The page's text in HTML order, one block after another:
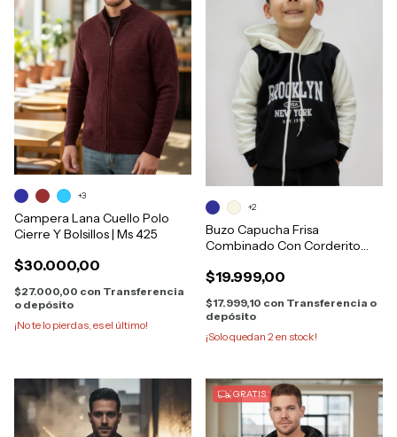
Campera Lana Cuello Polo
Cierre Y Bolsillos | Ms 425
$30.000,00
$27.000,00 con Transferencia
o depósito
¡No te lo pierdas, es el último!
+3
Buzo Capucha Frisa
Combinado Con Corderito
$19.999,00
$17.999,10 con Transferencia o
depósito
¡Solo quedan 2 en stock!
+2
GRATIS